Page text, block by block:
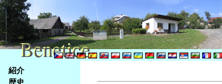
Na
obsah
紹介
Benetice
Benetice